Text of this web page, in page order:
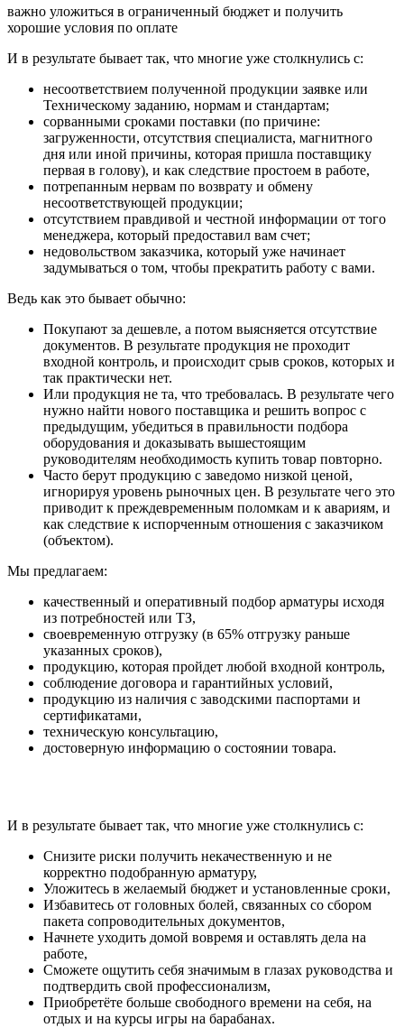
важно уложиться в ограниченный бюджет и получить
хорошие условия по оплате
И в результате бывает так, что многие уже столкнулись с:
несоответствием полученной продукции заявке или
Техническому заданию, нормам и стандартам;
сорванными сроками поставки (по причине:
загруженности, отсутствия специалиста, магнитного
дня или иной причины, которая пришла поставщику
первая в голову), и как следствие простоем в работе,
потрепанным нервам по возврату и обмену
несоответствующей продукции;
отсутствием правдивой и честной информации от того
менеджера, который предоставил вам счет;
недовольством заказчика, который уже начинает
задумываться о том, чтобы прекратить работу с вами.
Ведь как это бывает обычно:
Покупают за дешевле, а потом выясняется отсутствие
документов. В результате продукция не проходит
входной контроль, и происходит срыв сроков, которых и
так практически нет.
Или продукция не та, что требовалась. В результате чего
нужно найти нового поставщика и решить вопрос с
предыдущим, убедиться в правильности подбора
оборудования и доказывать вышестоящим
руководителям необходимость купить товар повторно.
Часто берут продукцию с заведомо низкой ценой,
игнорируя уровень рыночных цен. В результате чего это
приводит к преждевременным поломкам и к авариям, и
как следствие к испорченным отношения с заказчиком
(объектом).
Мы предлагаем:
качественный и оперативный подбор арматуры исходя
из потребностей или ТЗ,
своевременную отгрузку (в 65% отгрузку раньше
указанных сроков),
продукцию, которая пройдет любой входной контроль,
соблюдение договора и гарантийных условий,
продукцию из наличия с заводскими паспортами и
сертификатами,
техническую консультацию,
достоверную информацию о состоянии товара.
И в результате бывает так, что многие уже столкнулись с:
Снизите риски получить некачественную и не
корректно подобранную арматуру,
Уложитесь в желаемый бюджет и установленные сроки,
Избавитесь от головных болей, связанных со сбором
пакета сопроводительных документов,
Начнете уходить домой вовремя и оставлять дела на
работе,
Сможете ощутить себя значимым в глазах руководства и
подтвердить свой профессионализм,
Приобретёте больше свободного времени на себя, на
отдых и на курсы игры на барабанах.